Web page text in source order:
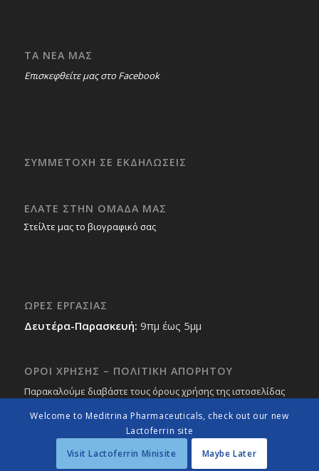
ΤΑ ΝΕΑ ΜΑΣ
Επισκεφθείτε μας στο Facebook
ΣΥΜΜΕΤΟΧΗ ΣΕ ΕΚΔΗΛΩΣΕΙΣ
ΕΛΑΤΕ ΣΤΗΝ ΟΜΑΔΑ ΜΑΣ
Στείλτε μας το βιογραφικό σας
ΩΡΕΣ ΕΡΓΑΣΙΑΣ
Δευτέρα-Παρασκευή: 9πμ έως 5μμ
ΟΡΟΙ ΧΡΗΣΗΣ – ΠΟΛΙΤΙΚΗ ΑΠΟΡΗΤΟΥ
Παρακαλούμε διαβάστε τους όρους χρήσης της ιστοσελίδας
Welcome to Meditrina Pharmaceuticals, check out our new
Lactoferrin site
Visit Lactoferrin Minisite
Maybe Later